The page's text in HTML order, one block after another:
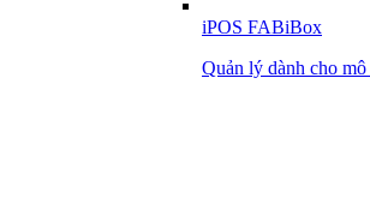
iPOS FABiBox
Quản lý dành cho